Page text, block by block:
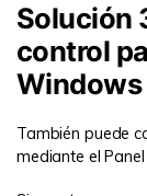
Solución
control
Windows
También puede
mediante el